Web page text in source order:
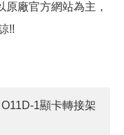
廠官方網站為主，
!!
1顯卡轉接架